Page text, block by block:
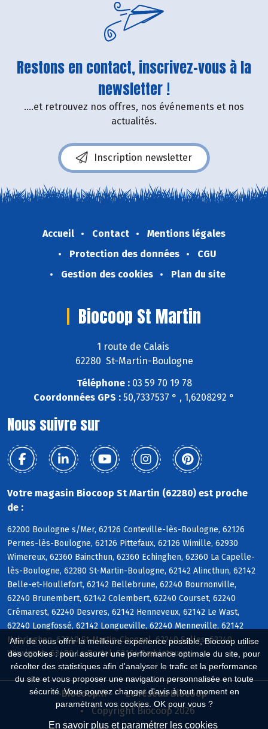
Afin de vous offrir la meilleure expérience possible, Biocoop utilise
des cookies : pour assurer une performance optimale du site, pour
récolter des statistiques afin d'analyser le trafic et la performance
du site et vous proposer une navigation personnalisée en toute
sécurité. Vous pouvez changer d'avis à tout moment en
paramétrant vos cookies. OK pour vous ?
En savoir plus et paramétrer les cookies
Restons en contact, inscrivez-vous à la
newsletter !
....et retrouvez nos offres, nos événements et nos
actualités.
Inscription newsletter
Accueil Contact
Mentions légales
Protection des données
CGU
Gestion des cookies
Plan du site
Biocoop St Martin
1 route de Calais
62280 St-Martin-Boulogne
Téléphone :03 59 70 19 78
Coordonnées GPS : 50,7337537 ° , 1,6208292 °
Nous suivre sur
Votre magasin Biocoop St Martin (62280) est proche
de :
62200 Boulogne s/Mer, 62126 Conteville-lès-Boulogne, 62126
Pernes-lès-Boulogne, 62126 Pittefaux, 62126 Wimille, 62930
Wimereux, 62360 Baincthun, 62360 Echinghen, 62360 La Capelle-
lès-Boulogne, 62280 St-Martin-Boulogne, 62142 Alincthun, 62142
Belle-et-Houllefort, 62142 Bellebrune, 62240 Bournonville,
62240 Brunembert, 62142 Colembert, 62240 Courset, 62240
Crémarest, 62240 Desvres, 62142 Henneveux, 62142 Le Wast,
62240 Longfossé, 62142 Longueville, 62240 Menneville, 62142
Nabringhen, 62240 St-Martin-Choquel, 62240 Selles, 62240
Wirwignes, 62480 Le Portel, 62164 Ambleteuse
Biocoop.fr
Le réseau Biocoop
Copyright Biocoop 2026